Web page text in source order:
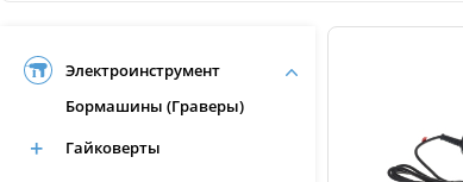
Электроинструмент
Бормашины (Граверы)
Гайковерты